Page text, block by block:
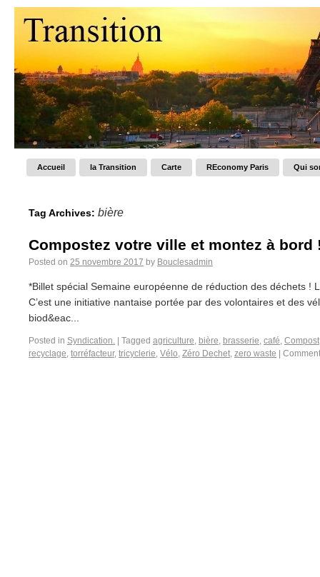
Accueil la Transition Carte REconomy Paris Qui
Tag Archives: bière
Compostez votre ville et montez à bord
Posted on 25 novembre 2017 by Bouclesadmin
*Billet spécial Semaine européenne de réduction des déchets !
C’est une initiative nantaise portée par des volontaires et des
biod&eac...
Posted in Syndication. Tagged agriculture, bière, brasserie, café, Compost
recyclage, torréfacteur, tricyclerie, Vélo, Zéro Dechet, zero waste